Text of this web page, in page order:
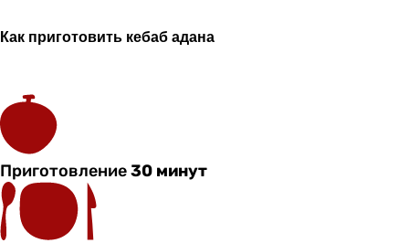
Как приготовить кебаб адана
Приготовление30 минут